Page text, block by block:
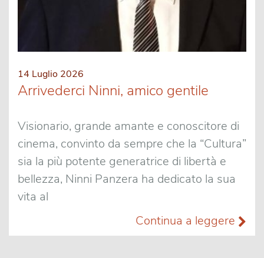
14 Luglio 2026
Arrivederci Ninni, amico gentile
Visionario, grande amante e conoscitore di
cinema, convinto da sempre che la “Cultura”
sia la più potente generatrice di libertà e
bellezza, Ninni Panzera ha dedicato la sua
vita al
Continua a leggere